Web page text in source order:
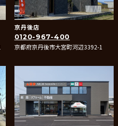
京丹後店
0120-967-400
京都府京丹後市大宮町河辺3392-1